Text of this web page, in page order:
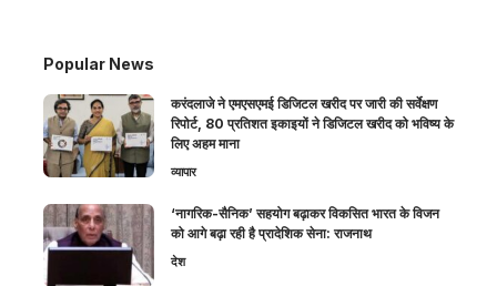
Popular News
करंदलाजे ने एमएसएमई डिजिटल खरीद पर जारी की सर्वेक्षण
रिपोर्ट, 80 प्रतिशत इकाइयों ने डिजिटल खरीद को भविष्य के
लिए अहम माना
व्यापार
‘नागरिक-सैनिक’ सहयोग बढ़ाकर विकसित भारत के विजन
को आगे बढ़ा रही है प्रादेशिक सेना: राजनाथ
देश